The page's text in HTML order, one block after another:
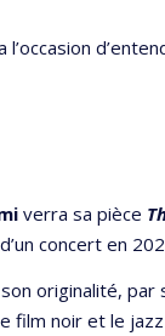
verra sa pièce
concert en
originalité,
film noir et le